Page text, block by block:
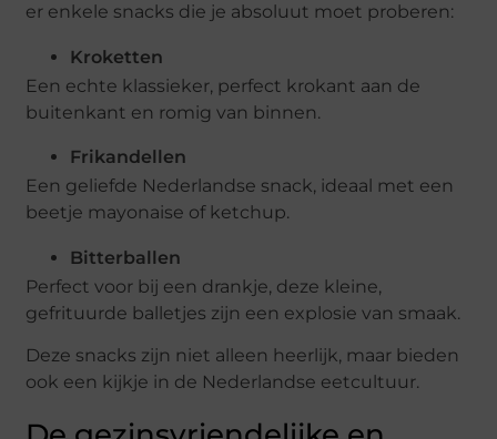
er enkele snacks die je absoluut moet proberen:
Kroketten
Een echte klassieker, perfect krokant aan de
buitenkant en romig van binnen.
Frikandellen
Een geliefde Nederlandse snack, ideaal met een
beetje mayonaise of ketchup.
Bitterballen
Perfect voor bij een drankje, deze kleine,
gefrituurde balletjes zijn een explosie van smaak.
Deze snacks zijn niet alleen heerlijk, maar bieden
ook een kijkje in de Nederlandse eetcultuur.